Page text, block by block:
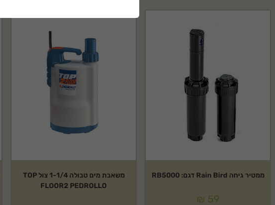
ממטיר גיחה Rain Bird דגם: RB5000
₪ 59
משאבת מים טבולה 1-1/4 צול TOP
FLOOR2 PEDROLLO